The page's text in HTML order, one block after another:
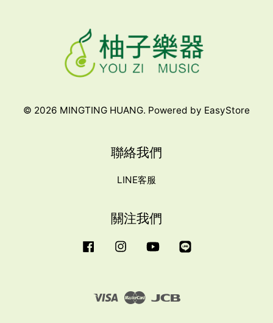
© 2026 MINGTING HUANG. Powered by EasyStore
聯絡我們
LINE客服
關注我們
FacebookInstagramYouTube
Visa Master JCB